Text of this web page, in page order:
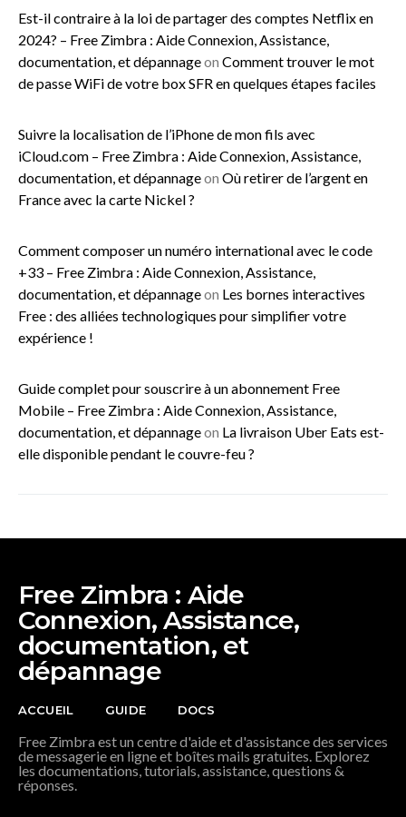
Est-il contraire à la loi de partager des comptes Netflix en
2024? – Free Zimbra : Aide Connexion, Assistance,
documentation, et dépannageon Comment trouver le mot
de passe WiFi de votre box SFR en quelques étapes faciles
Suivre la localisation de l’iPhone de mon fils avec
iCloud.com – Free Zimbra : Aide Connexion, Assistance,
documentation, et dépannageon Où retirer de l’argent en
France avec la carte Nickel ?
Comment composer un numéro international avec le code
+33 – Free Zimbra : Aide Connexion, Assistance,
documentation, et dépannageon Les bornes interactives
Free : des alliées technologiques pour simplifier votre
expérience !
Guide complet pour souscrire à un abonnement Free
Mobile – Free Zimbra : Aide Connexion, Assistance,
documentation, et dépannageon La livraison Uber Eats est-
elle disponible pendant le couvre-feu ?
Free Zimbra : Aide
Connexion, Assistance,
documentation, et
dépannage
ACCUEIL GUIDE DOCS
Free Zimbra est un centre d'aide et d'assistance des services
de messagerie en ligne et boîtes mails gratuites. Explorez
les documentations, tutorials, assistance, questions &
réponses.